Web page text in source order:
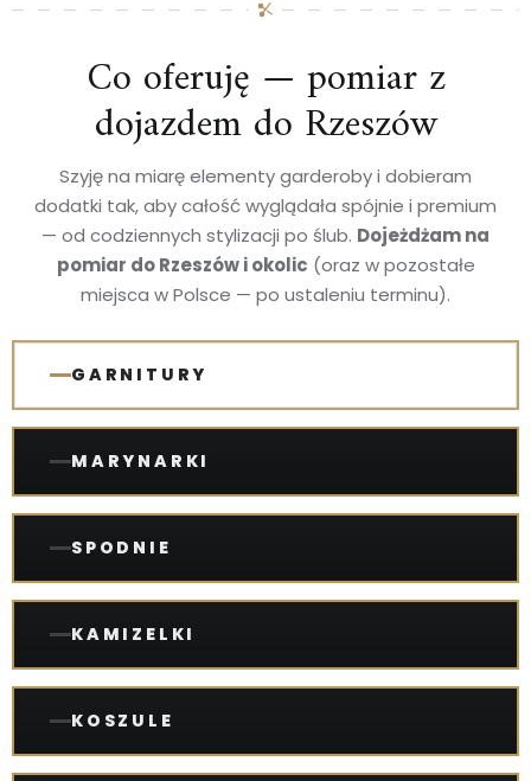
Co oferuję — pomiar z
dojazdem do Rzeszów
Szyję na miarę elementy garderoby i dobieram
dodatki tak, aby całość wyglądała spójnie i premium
— od codziennych stylizacji po ślub. Dojeżdżam na
pomiar do Rzeszów i okolic (oraz w pozostałe
miejsca w Polsce — po ustaleniu terminu).
GARNITURY
MARYNARKI
SPODNIE
KAMIZELKI
KOSZULE